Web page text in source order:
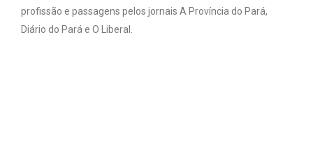
profissão e passagens pelos jornais A Província do Pará,
Diário do Pará e O Liberal.